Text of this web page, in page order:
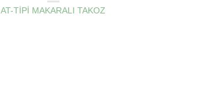
AT-TİPİ MAKARALI TAKOZ